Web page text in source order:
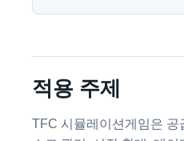
적용 주제
TFC 시뮬레이션게임은 공